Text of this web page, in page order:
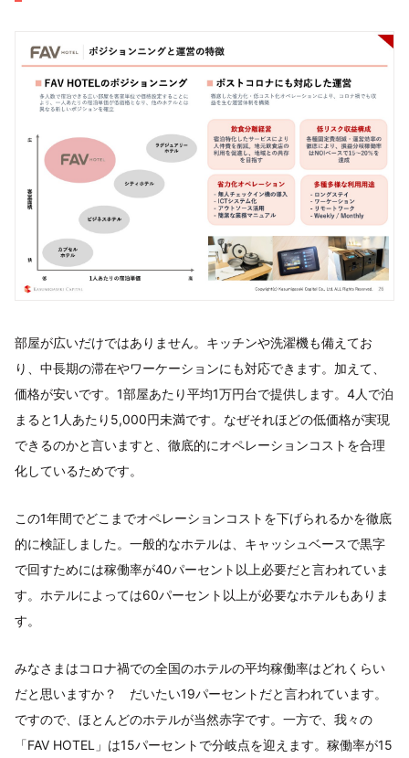
部屋が広いだけではありません。キッチンや洗濯機も備えてお
り、中長期の滞在やワーケーションにも対応できます。加えて、
価格が安いです。1部屋あたり平均1万円台で提供します。4人で泊
まると1人あたり5,000円未満です。なぜそれほどの低価格が実現
できるのかと言いますと、徹底的にオペレーションコストを合理
化しているためです。
この1年間でどこまでオペレーションコストを下げられるかを徹底
的に検証しました。一般的なホテルは、キャッシュベースで黒字
で回すためには稼働率が40パーセント以上必要だと言われていま
す。ホテルによっては60パーセント以上が必要なホテルもありま
す。
みなさまはコロナ禍での全国のホテルの平均稼働率はどれくらい
だと思いますか？ だいたい19パーセントだと言われています。
ですので、ほとんどのホテルが当然赤字です。一方で、我々の
「FAV HOTEL」は15パーセントで分岐点を迎えます。稼働率が15